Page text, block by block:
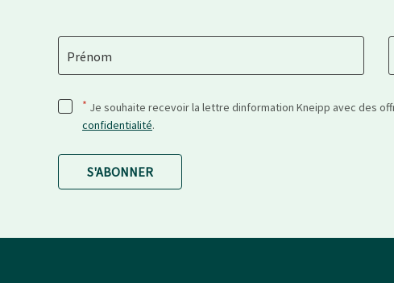
Prénom
* Je souhaite recevoir la lettre dinformation Kneipp avec des
confidentialité.
S'ABONNER